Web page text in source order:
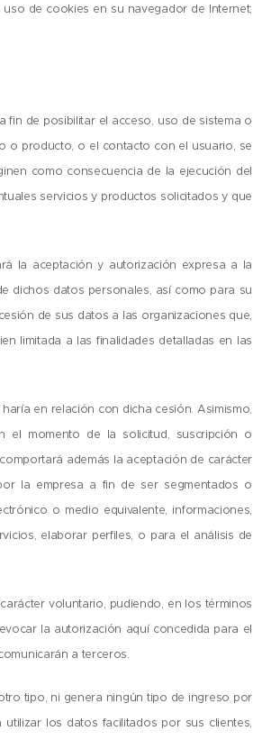
de cookies en su navegador de Internet;
de posibilitar el acceso, uso de sistema o
o producto, o el contacto con el usuario, se
como consecuencia de la ejecución del
servicios y productos solicitados y que
la aceptación y autorización expresa a la
dichos datos personales, así como para su
de sus datos a las organizaciones que,
limitada a las finalidades detalladas en las
en relación con dicha cesión. Asimismo,
momento de la solicitud, suscripción o
además la aceptación de carácter
la empresa a fin de ser segmentados o
o medio equivalente, informaciones,
elaborar perfiles, o para el análisis de
voluntario, pudiendo, en los términos
la autorización aquí concedida para el
a terceros.
tipo, ni genera ningún tipo de ingreso por
los datos facilitados por sus clientes,